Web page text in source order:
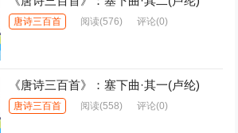
唐诗三百首 阅读(576) 评论(0)
《唐诗三百首》：塞下曲·其一(卢纶)
唐诗三百首 阅读(558) 评论(0)